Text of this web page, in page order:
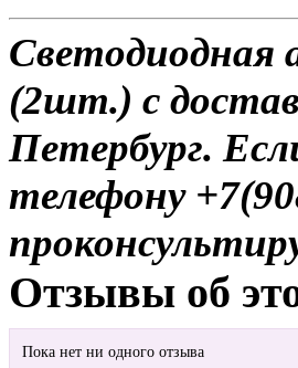
Светодиодная
(2шт.) с
Петербург.
телефону
Отзывы об
Пока нет ни одного отзыва